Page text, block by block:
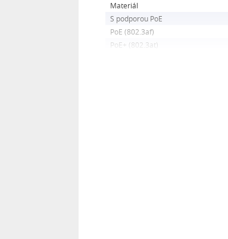
Materiál
S podporou PoE
PoE (802.3af)
PoE+ (802.3at)